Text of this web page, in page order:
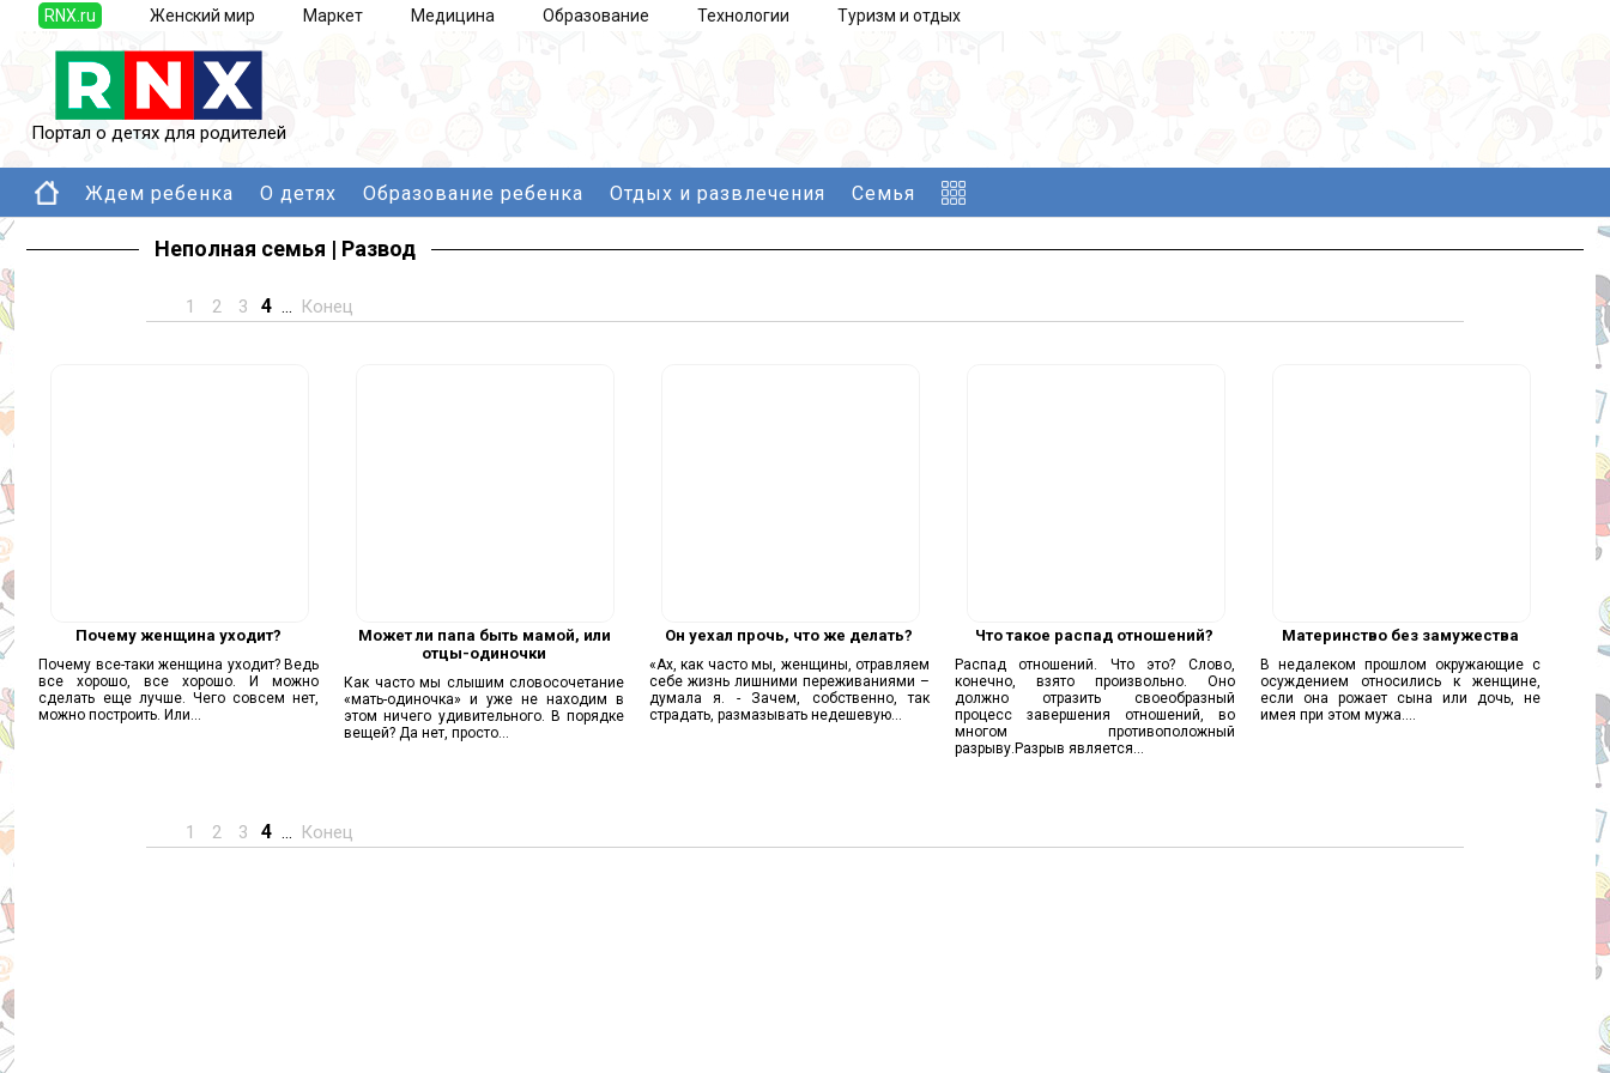
RNX.ru Женский мир Маркет Медицина Образование Технологии Туризм и отдых
Портал о детях для родителей
Ждем ребенка О детях Образование ребенка Отдых и развлечения Семья
Неполная семья | Развод
1 2 3 4 ... Конец
Почему женщина уходит?
Почему все-таки женщина уходит? Ведь
все хорошо, все хорошо. И можно
сделать еще лучше. Чего совсем нет,
можно построить. Или...
Может ли папа быть мамой, или
отцы-одиночки
Как часто мы слышим словосочетание
«мать-одиночка» и уже не находим в
этом ничего удивительного. В порядке
вещей? Да нет, просто...
Он уехал прочь, что же делать?
«Ах, как часто мы, женщины, отравляем
себе жизнь лишними переживаниями –
думала я. - Зачем, собственно, так
страдать, размазывать недешевую...
Что такое распад отношений?
Распад отношений. Что это? Слово,
конечно, взято произвольно. Оно
должно отразить своеобразный
процесс завершения отношений, во
многом противоположный
разрыву.Разрыв является...
Материнство без замужества
В недалеком прошлом окружающие с
осуждением относились к женщине,
если она рожает сына или дочь, не
имея при этом мужа....
1 2 3 4 ... Конец